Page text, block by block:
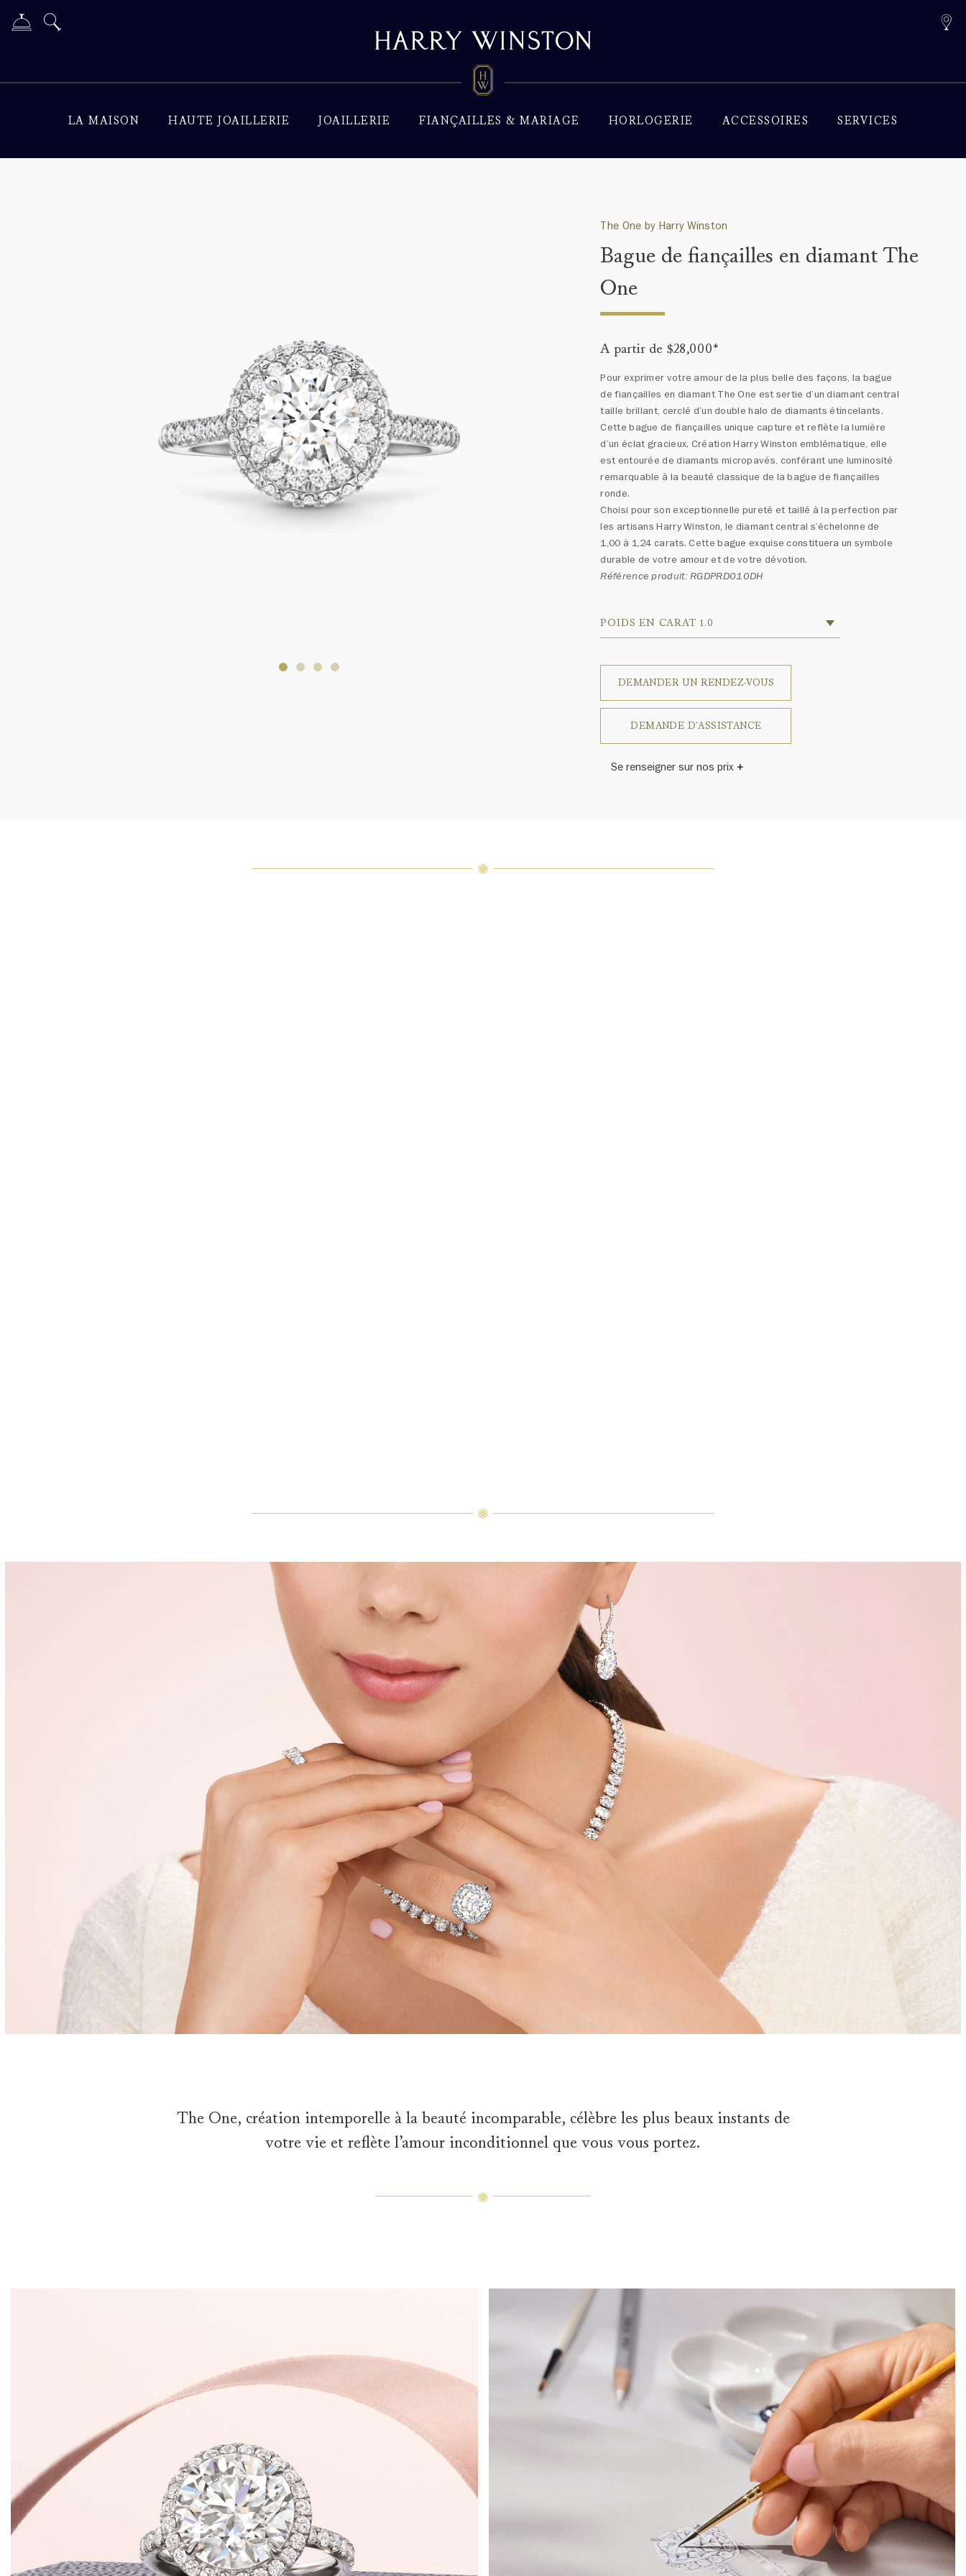
LA MAISON HAUTE JOAILLERIE JOAILLERIE FIANÇAILLES & MARIAGE HORLOGERIE ACCESSOIRES SERVICES
The One by Harry Winston
Bague de fiançailles en diamant The
One
A partir de $28,000*
Pour exprimer votre amour de la plus belle des façons, la bague
de fiançailles en diamant The One est sertie d’un diamant central
taille brillant, cerclé d’un double halo de diamants étincelants.
Cette bague de fiançailles unique capture et reflète la lumière
d’un éclat gracieux. Création Harry Winston emblématique, elle
est entourée de diamants micropavés, conférant une luminosité
remarquable à la beauté classique de la bague de fiançailles
ronde.
Choisi pour son exceptionnelle pureté et taillé à la perfection par
les artisans Harry Winston, le diamant central s’échelonne de
1,00 à 1,24 carats. Cette bague exquise constituera un symbole
durable de votre amour et de votre dévotion.
Référence produit: RGDPRD010DH
POIDS EN CARAT 1.0
DEMANDER UN RENDEZ-VOUS
DEMANDE D'ASSISTANCE
Se renseigner sur nos prix
The One, création intemporelle à la beauté incomparable, célèbre les plus beaux instants de
votre vie et reflète l’amour inconditionnel que vous vous portez.